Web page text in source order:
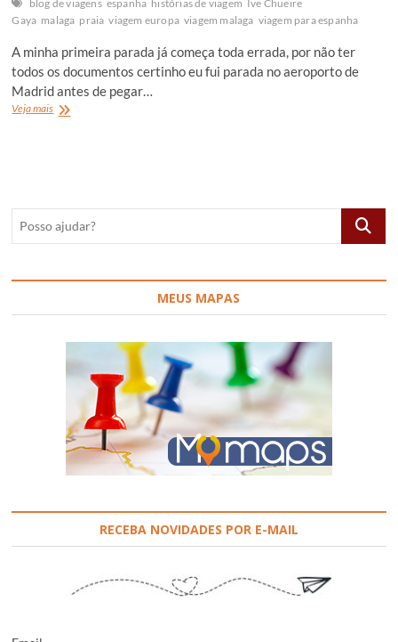
blog de viagens espanha histórias de viagem
Ive Chueire
Gaya malaga praia viagem europa viagem malaga viagem para espanha
A minha primeira parada já começa toda errada, por não ter
todos os documentos certinho eu fui parada no aeroporto de
Madrid antes de pegar…
Veja maisMinha
Posso
ajudar?
MEUS MAPAS
RECEBA NOVIDADES POR E-MAIL